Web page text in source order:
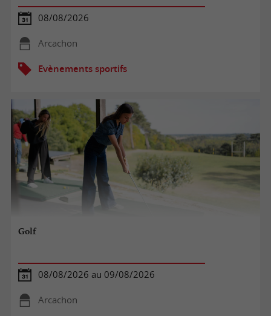
08/08/2026
Arcachon
Evènements sportifs
Golf
08/08/2026 au 09/08/2026
Arcachon